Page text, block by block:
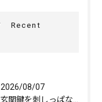
Recent
2026/08/07